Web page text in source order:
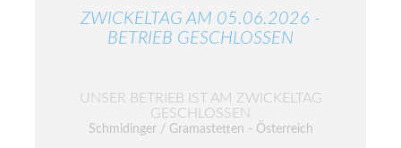
ZWICKELTAG AM 05.06.2026 -
BETRIEB GESCHLOSSEN
UNSER BETRIEB IST AM ZWICKELTAG
GESCHLOSSEN
Schmidinger / Gramastetten - Österreich